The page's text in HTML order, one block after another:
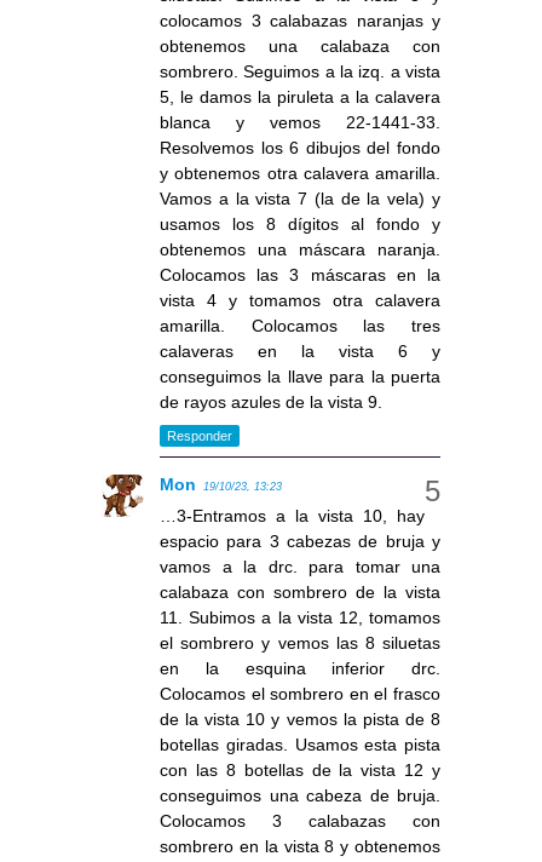
colocamos 3 calabazas naranjas y
obtenemos una calabaza con
sombrero. Seguimos a la izq. a vista
5, le damos la piruleta a la calavera
blanca y vemos 22-1441-33.
Resolvemos los 6 dibujos del fondo
y obtenemos otra calavera amarilla.
Vamos a la vista 7 (la de la vela) y
usamos los 8 dígitos al fondo y
obtenemos una máscara naranja.
Colocamos las 3 máscaras en la
vista 4 y tomamos otra calavera
amarilla. Colocamos las tres
calaveras en la vista 6 y
conseguimos la llave para la puerta
de rayos azules de la vista 9.
Responder
Mon 19/10/23, 13:23
…3-Entramos a la vista 10, hay
espacio para 3 cabezas de bruja y
vamos a la drc. para tomar una
calabaza con sombrero de la vista
11. Subimos a la vista 12, tomamos
el sombrero y vemos las 8 siluetas
en la esquina inferior drc.
Colocamos el sombrero en el frasco
de la vista 10 y vemos la pista de 8
botellas giradas. Usamos esta pista
con las 8 botellas de la vista 12 y
conseguimos una cabeza de bruja.
Colocamos 3 calabazas con
sombrero en la vista 8 y obtenemos